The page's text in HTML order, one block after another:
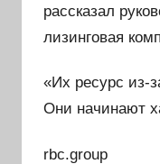
рассказал
лизинговая
«Их ресурс из-
Они начинают
rbc.group